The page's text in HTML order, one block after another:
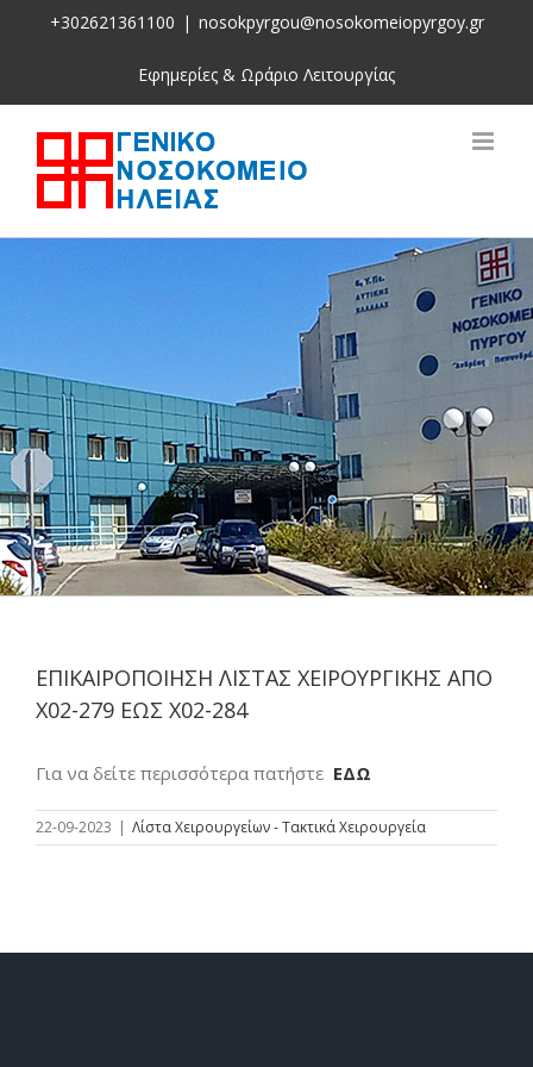
+302621361100 | nosokpyrgou@nosokomeiopyrgoy.gr
Εφημερίες & Ωράριο Λειτουργίας
ΕΠΙΚΑΙΡΟΠΟΙΗΣΗ ΛΙΣΤΑΣ ΧΕΙΡΟΥΡΓΙΚΗΣ ΑΠΟ
Χ02-279 ΕΩΣ Χ02-284
Για να δείτε περισσότερα πατήστε ΕΔΩ
22-09-2023 | Λίστα Χειρουργείων - Τακτικά Χειρουργεία